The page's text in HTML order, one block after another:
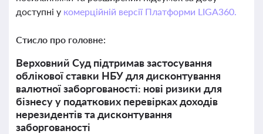
доступні у комерційній версії Платформи LIGA360.
Стисло про головне:
Верховний Суд підтримав застосування
облікової ставки НБУ для дисконтування
валютної заборгованості: нові ризики для
бізнесу у податкових перевірках доходів
нерезидентів та дисконтування
заборгованості